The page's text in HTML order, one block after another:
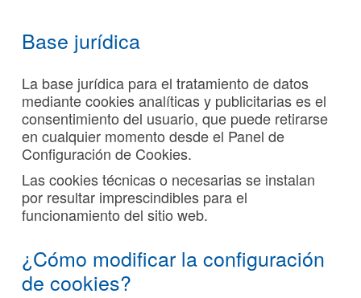
Base jurídica
La base jurídica para el tratamiento de datos
mediante cookies analíticas y publicitarias es el
consentimiento del usuario, que puede retirarse
en cualquier momento desde el Panel de
Configuración de Cookies.
Las cookies técnicas o necesarias se instalan
por resultar imprescindibles para el
funcionamiento del sitio web.
¿Cómo modificar la configuración
de cookies?